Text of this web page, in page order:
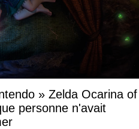
» Zelda Ocarina of
personne n'avait